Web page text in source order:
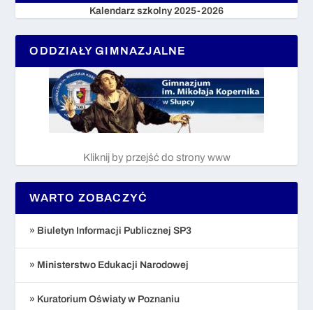
Kalendarz szkolny 2025-2026
ODDZIAŁY GIMNAZJALNE
Kliknij by przejść do strony www
WARTO ZOBACZYĆ
» Biuletyn Informacji Publicznej SP3
» Ministerstwo Edukacji Narodowej
» Kuratorium Oświaty w Poznaniu